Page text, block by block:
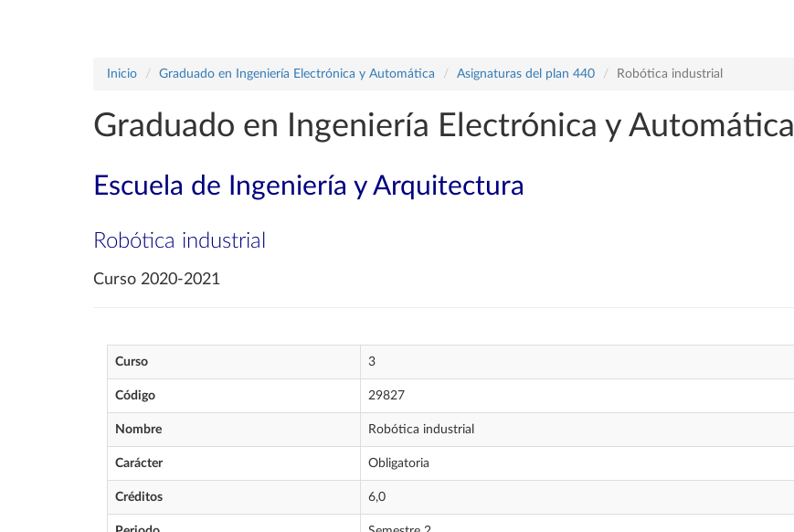
Inicio Graduado en Ingeniería Electrónica y Automática Asignaturas del plan 440 Robótica industrial
Graduado en Ingeniería Electrónica y Automática
Escuela de Ingeniería y Arquitectura
Robótica industrial
Curso 2020-2021
Curso 3
Código 29827
Nombre Robótica industrial
Carácter Obligatoria
Créditos 6,0